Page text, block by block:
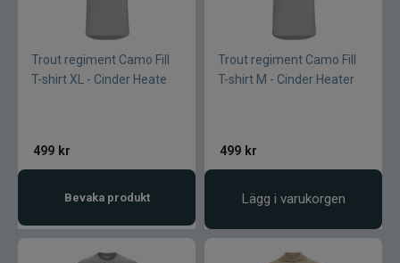
Vantar och handskar
Mössor vantar sockor
Kläder till flugfiske
Vinterfiske
Trolling
Trout regiment Camo Fill
T-shirt XL - Cinder Heate
499 kr
Bevaka produkt
Trout regiment Camo Fill
T-shirt M - Cinder Heater
499 kr
Lägg i varukorgen